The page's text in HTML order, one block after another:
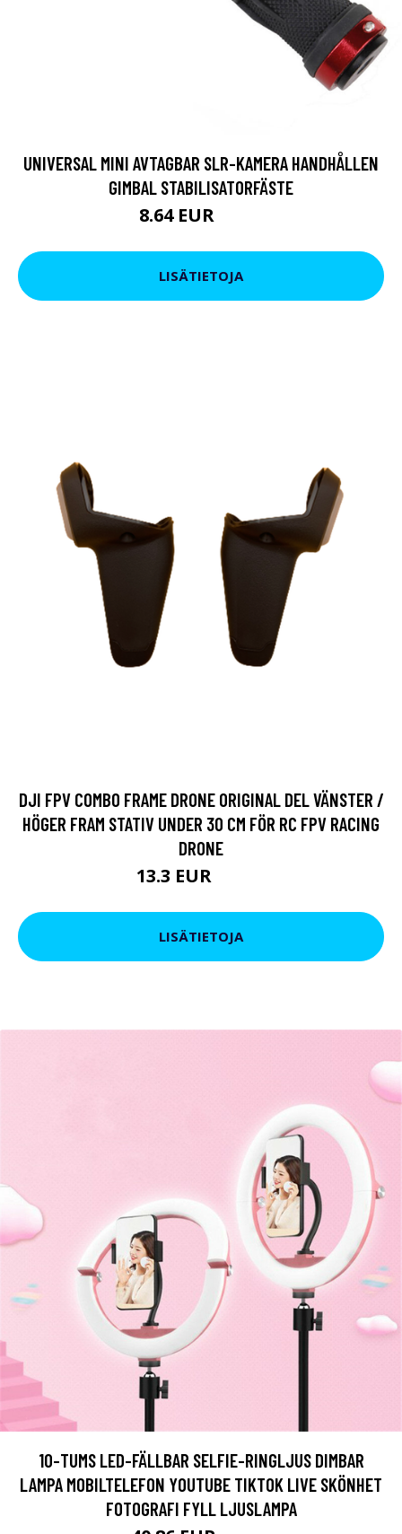
UNIVERSAL MINI AVTAGBAR SLR-KAMERA HANDHÅLLEN
GIMBAL STABILISATORFÄSTE
8.64 EUR
LISÄTIETOJA
DJI FPV COMBO FRAME DRONE ORIGINAL DEL VÄNSTER /
HÖGER FRAM STATIV UNDER 30 CM FÖR RC FPV RACING
DRONE
13.3 EUR
LISÄTIETOJA
10-TUMS LED-FÄLLBAR SELFIE-RINGLJUS DIMBAR
LAMPA MOBILTELEFON YOUTUBE TIKTOK LIVE SKÖNHET
FOTOGRAFI FYLL LJUSLAMPA